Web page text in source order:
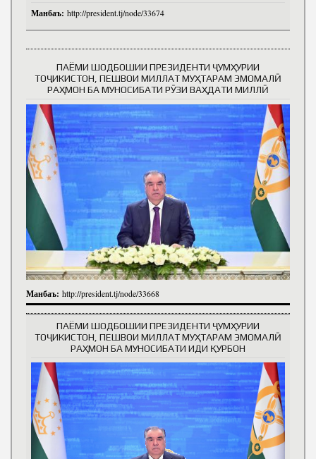
Манбаъ: http://president.tj/node/33674
ПАЁМИ ШОДБОШИИ ПРЕЗИДЕНТИ ҶУМҲУРИИ
ТОҶИКИСТОН, ПЕШВОИ МИЛЛАТ МУҲТАРАМ ЭМОМАЛӢ
РАҲМОН БА МУНОСИБАТИ РӮЗИ ВАҲДАТИ МИЛЛӢ
Манбаъ: http://president.tj/node/33668
ПАЁМИ ШОДБОШИИ ПРЕЗИДЕНТИ ҶУМҲУРИИ
ТОҶИКИСТОН, ПЕШВОИ МИЛЛАТ МУҲТАРАМ ЭМОМАЛӢ
РАҲМОН БА МУНОСИБАТИ ИДИ ҚУРБОН